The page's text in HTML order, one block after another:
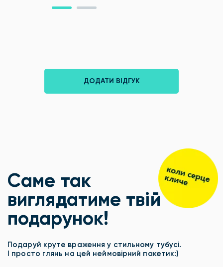
ДОДАТИ ВІДГУК
Саме так
виглядатиме твій
подарунок!
Подаруй круте враження у стильному тубусі.
І просто глянь на цей неймовірний пакетик:)